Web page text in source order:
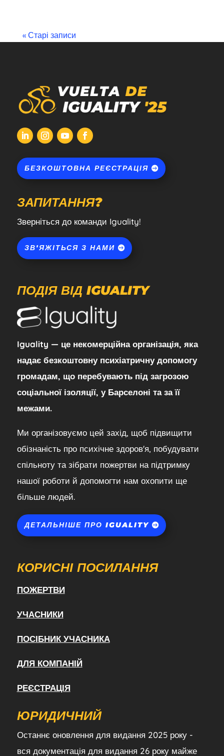
« Старі записи
БЕЗКОШТОВНА РЕЄСТРАЦІЯ
ЗАПИТАННЯ?
Зверніться до команди Iguality!
ЗВ'ЯЖІТЬСЯ З НАМИ
ПОДІЯ ВІД IGUALITY
Iguality — це некомерційна організація, яка
надає безкоштовну психіатричну допомогу
громадам, що перебувають під загрозою
соціальної ізоляції, у Барселоні та за її
межами.
Ми організовуємо цей захід, щоб підвищити
обізнаність про психічне здоров'я, побудувати
спільноту та зібрати пожертви на підтримку
нашої роботи й допомогти нам охопити ще
більше людей.
ДЕТАЛЬНІШЕ ПРО IGUALITY
КОРИСНІ ПОСИЛАННЯ
ПОЖЕРТВИ
УЧАСНИКИ
ПОСІБНИК УЧАСНИКА
ДЛЯ КОМПАНІЙ
РЕЄСТРАЦІЯ
ЮРИДИЧНИЙ
Останнє оновлення для видання 2025 року -
вся документація для видання 26 року майже